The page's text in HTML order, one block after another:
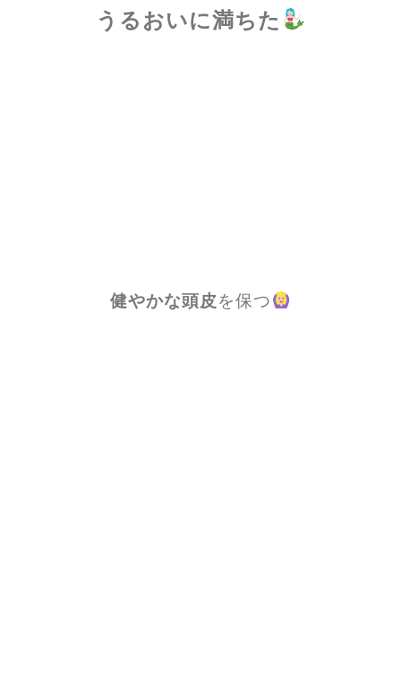
うるおいに満ちた
健やかな頭皮を保つ